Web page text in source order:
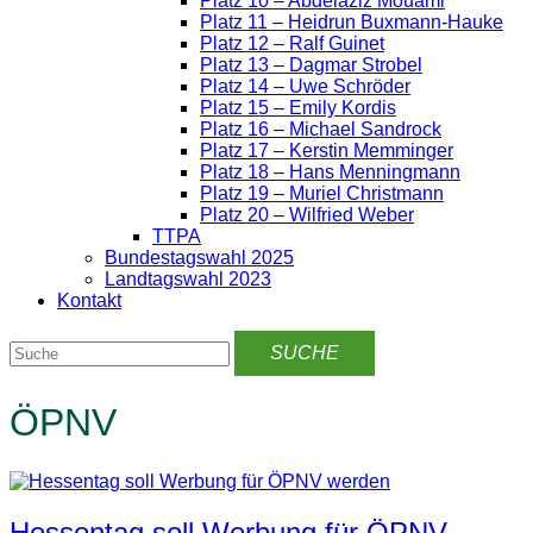
Platz 11 – Heidrun Buxmann-Hauke
Platz 12 – Ralf Guinet
Platz 13 – Dagmar Strobel
Platz 14 – Uwe Schröder
Platz 15 – Emily Kordis
Platz 16 – Michael Sandrock
Platz 17 – Kerstin Memminger
Platz 18 – Hans Menningmann
Platz 19 – Muriel Christmann
Platz 20 – Wilfried Weber
TTPA
Bundestagswahl 2025
Landtagswahl 2023
Kontakt
ÖPNV